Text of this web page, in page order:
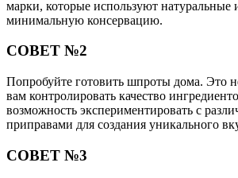
марки, которые используют натуральные
минимальную консервацию.
СОВЕТ №2
Попробуйте готовить шпроты дома. Это
вам контролировать качество
возможность экспериментировать с
приправами для создания уникального
СОВЕТ №3